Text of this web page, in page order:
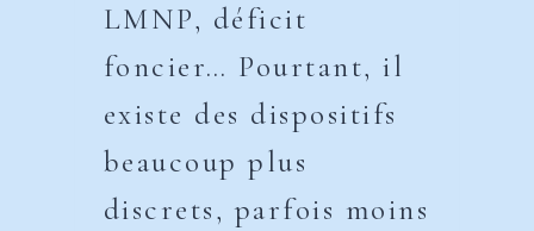
LMNP, déficit
foncier… Pourtant, il
existe des dispositifs
beaucoup plus
discrets, parfois moins